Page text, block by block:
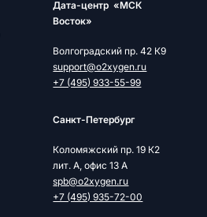
Дата-центр «МСК
Восток»
Волгоградский пр. 42 К9
support@o2xygen.ru
+7 (495) 933-55-99
Cанкт-Петербург
Коломяжский пр. 19 К2
лит. А, офис 13 А
spb@o2xygen.ru
+7 (495) 935-72-00